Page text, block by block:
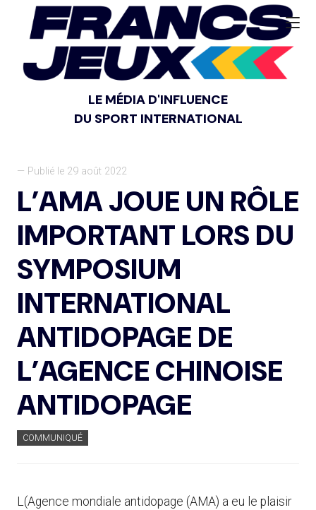
LE MÉDIA D'INFLUENCE
DU SPORT INTERNATIONAL
— Publié le 29 août 2022
L’AMA JOUE UN RÔLE
IMPORTANT LORS DU
SYMPOSIUM
INTERNATIONAL
ANTIDOPAGE DE
L’AGENCE CHINOISE
ANTIDOPAGE
COMMUNIQUÉ
L(Agence mondiale antidopage (AMA) a eu le plaisir